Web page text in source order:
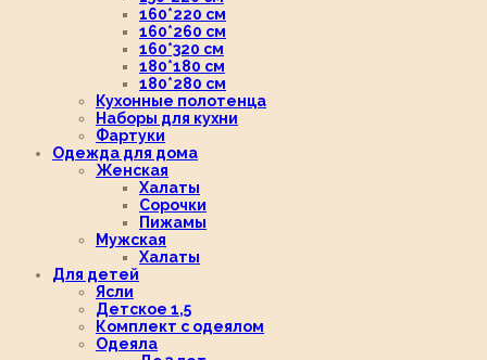
160*220 см
160*260 см
160*320 см
180*180 см
180*280 см
Кухонные полотенца
Наборы для кухни
Фартуки
Одежда для дома
Женская
Халаты
Сорочки
Пижамы
Мужская
Халаты
Для детей
Ясли
Детское 1,5
Комплект с одеялом
Одеяла